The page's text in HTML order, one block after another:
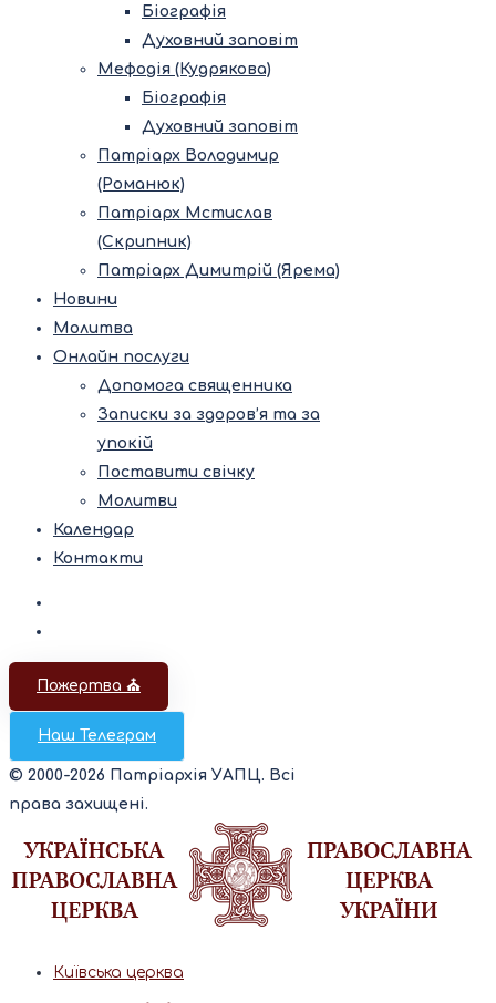
Біографія
Духовний заповіт
Мефодія (Кудрякова)
Біографія
Духовний заповіт
Патріарх Володимир
(Романюк)
Патріарх Мстислав
(Скрипник)
Патріарх Димитрій (Ярема)
Новини
Молитва
Онлайн послуги
Допомога священника
Записки за здоров’я та за
упокій
Поставити свічку
Молитви
Календар
Контакти
Пожертва ⛪️
Наш Телеграм
© 2000-2026 Патріархія УАПЦ. Всі
права захищені.
Київська церква